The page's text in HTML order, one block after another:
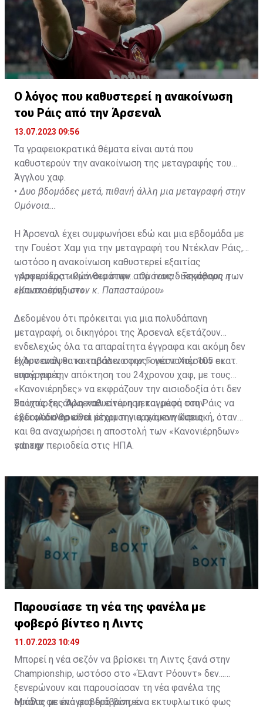
Ο λόγος που καθυστερεί η ανακοίνωση
του Ράις από την Άρσεναλ
13.07.2023 09:56
Τα γραφειοκρατικά θέματα είναι αυτά που
καθυστερούν την ανακοίνωση της μεταγραφής του
Άγγλου χαφ.
• Δυο βδομάδες μετά, πιθανή άλλη μια μεταγραφή στην
Ομόνοια...
Η Άρσεναλ έχει συμφωνήσει εδώ και μια εβδομάδα με
την Γουέστ Χαμ για την μεταγραφή του Ντέκλαν Ράις,
ωστόσο η ανακοίνωση καθυστερεί εξαιτίας
γραφειοκρατικών θεμάτων από τους δικηγόρους των
«Κανονιέρηδων».
•Αργυρίδης: «Ομόνοια στην... Ομόνοια - Ξεκάθαρη η
εμπιστοσύνη στον κ. Παπασταύρου»
Δεδομένου ότι πρόκειται για μια πολυδάπανη
μεταγραφή, οι δικηγόροι της Άρσεναλ εξετάζουν
ενδελεχώς όλα τα απαραίτητα έγγραφα και ακόμη δεν
έχουν ανάψει το «πράσινο φως» για να πέσουν οι
υπογραφές.
Η Άρσεναλ θα καταβάλει στην Γουέστ Χαμ 105 εκατ.
ευρώ για την απόκτηση του 24χρονου χαφ, με τους
«Κανονιέρηδες» να εκφράζουν την αισιοδοξία ότι δεν
θα υπάρξει άλλη καθυστέρηση και μέσα στην
εβδομάδα θα είναι έτοιμοι για ανακοινώσεις.
Στόχος της Άρσεναλ είναι η μεταγραφή του Ράις να
έχει ολοκληρωθεί μέχρι την ερχόμενη Κυριακή, όταν
και θα αναχωρήσει η αποστολή των «Κανονιέρηδων»
για την περιοδεία στις ΗΠΑ.
sdna.gr
Παρουσίασε τη νέα της φανέλα με
φοβερό βίντεο η Λιντς
11.07.2023 10:49
Μπορεί η νέα σεζόν να βρίσκει τη Λιντς ξανά στην
Championship, ωστόσο στο «Έλαντ Ρόουντ» δεν...
ξενερώνουν και παρουσίασαν τη νέα φανέλα της
ομάδας με ένα φοβερό βίντεο.
Μπάλα σε υπόγεια διάβαση, ένα εκτυφλωτικό φως